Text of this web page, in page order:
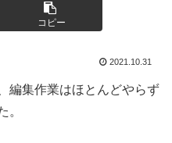
コピー
2021.10.31
編集作業はほとんどやらず
。